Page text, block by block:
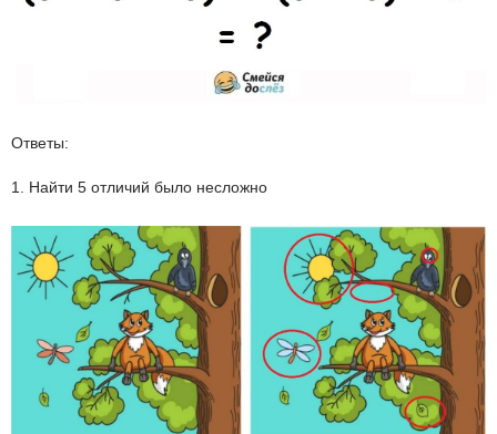
Ответы:
1. Найти 5 отличий было несложно